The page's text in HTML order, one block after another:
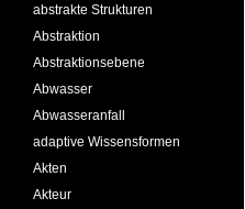
abstrakte Strukturen
Abstraktion
Abstraktionsebene
Abwasser
Abwasseranfall
adaptive Wissensformen
Akten
Akteur